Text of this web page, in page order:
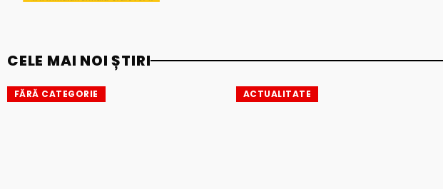
CELE MAI NOI ȘTIRI
FĂRĂ CATEGORIE ACTUALITATE